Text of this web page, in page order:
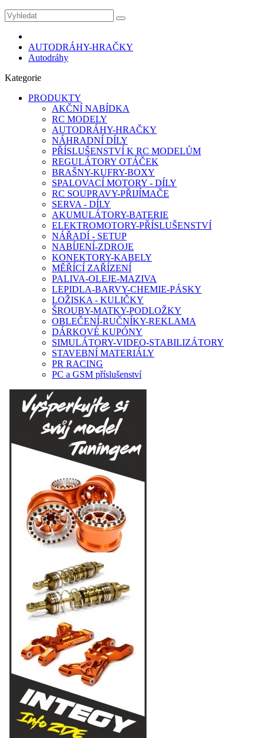
AUTODRÁHY-HRAČKY
Autodráhy
Kategorie
PRODUKTY
AKČNÍ NABÍDKA
RC MODELY
AUTODRÁHY-HRAČKY
NÁHRADNÍ DÍLY
PŘÍSLUŠENSTVÍ K RC MODELŮM
REGULÁTORY OTÁČEK
BRAŠNY-KUFRY-BOXY
SPALOVACÍ MOTORY - DÍLY
RC SOUPRAVY-PŘIJÍMAČE
SERVA - DÍLY
AKUMULÁTORY-BATERIE
ELEKTROMOTORY-PŘÍSLUŠENSTVÍ
NÁŘADÍ - SETUP
NABÍJENÍ-ZDROJE
KONEKTORY-KABELY
MĚŘÍCÍ ZAŘÍZENÍ
PALIVA-OLEJE-MAZIVA
LEPIDLA-BARVY-CHEMIE-PÁSKY
LOŽISKA - KULIČKY
ŠROUBY-MATKY-PODLOŽKY
OBLEČENÍ-RUČNÍKY-REKLAMA
DÁRKOVÉ KUPÓNY
SIMULÁTORY-VIDEO-STABILIZÁTORY
STAVEBNÍ MATERIÁLY
PR RACING
PC a GSM příslušenství